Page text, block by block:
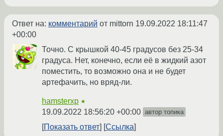
Ответ на: комментарий от mittorn 19.09.2022 18:11:47
+00:00
Точно. С крышкой 40-45 градусов без 25-34
градуса. Нет, конечно, если её в жидкий азот
поместить, то возможно она и не будет
артефачить, но вряд-ли.
hamsterxp ★
19.09.2022 18:56:20 +00:00 автор топика
Показать ответ Ссылка